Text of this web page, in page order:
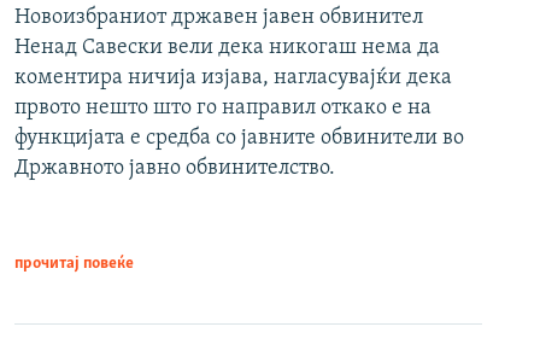
Новоизбраниот државен јавен обвинител
Ненад Савески вели дека никогаш нема да
коментира ничија изјава, нагласувајќи дека
првото нешто што го направил откако е на
функцијата е средба со јавните обвинители во
Државното јавно обвинителство.
прочитај повеќе